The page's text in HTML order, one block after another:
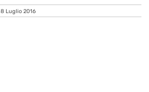
8 Luglio 2016